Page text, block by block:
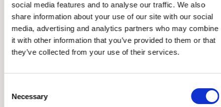
social media features and to analyse our traffic. We also
share information about your use of our site with our social
media, advertising and analytics partners who may combine
it with other information that you’ve provided to them or that
they’ve collected from your use of their services.
Selection
Necessary
Advies over gyminrichting
(met 3D plan)